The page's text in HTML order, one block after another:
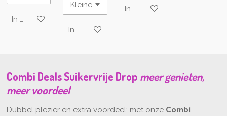
In winkelwagen
In winkelwagen
In winkelwagen
Combi Deals Suikervrije Drop meer genieten,
meer voordeel
Dubbel plezier en extra voordeel: met onze Combi